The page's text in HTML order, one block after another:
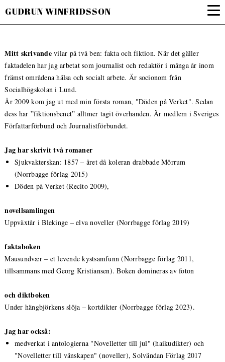
GUDRUN WINFRIDSSON
Mitt skrivandevilar på två ben: fakta och fiktion. När det gäller
faktadelen har jag arbetat som journalist och redaktör i många år inom
främst områdena hälsa och socialt arbete. Är socionom från
Socialhögskolan i Lund.
År 2009 kom jag ut med min första roman, "Döden på Verket". Sedan
dess har ”fiktionsbenet” alltmer tagit överhanden. Är medlem i Sveriges
Författarförbund och Journalistförbundet.
Jag har skrivit två romaner
Sjukvakterskan: 1857 – året då koleran drabbade Mörrum
(Norrbagge förlag 2015)
Döden på Verket (Recito 2009),
novellsamlingen
Uppväxtår i Blekinge – elva noveller (Norrbagge förlag 2019)
faktaboken
Mausundvær – et levende kystsamfunn (Norrbagge förlag 2011,
tillsammans med Georg Kristiansen). Boken domineras av foton
och diktboken
Under hängbjörkens slöja – kortdikter (Norrbagge förlag 2023).
Jag har också:
medverkat i antologierna "Novelletter till jul" (haikudikter) och
"Novelletter till vänskapen" (noveller), Solvändan Förlag 2017